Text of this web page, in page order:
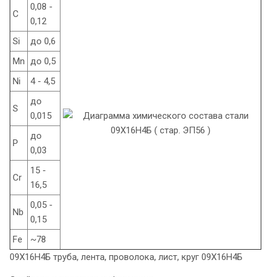
C
0,08 -
0,12
Si
до 0,6
Mn до 0,5
Ni
4 - 4,5
S
до
0,015
P
до
0,03
Cr
15 -
16,5
Nb
0,05 -
0,15
Fe
~78
09Х16Н4Б труба, лента, проволока, лист, круг 09Х16Н4Б